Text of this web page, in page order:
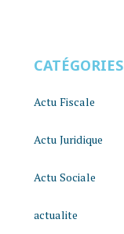
CATÉGORIES
Actu Fiscale
Actu Juridique
Actu Sociale
actualite